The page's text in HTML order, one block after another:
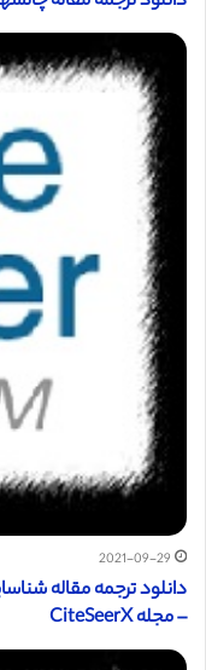
2021-09-29
دانلود ترجمه مقاله
– مجله CiteSeerX